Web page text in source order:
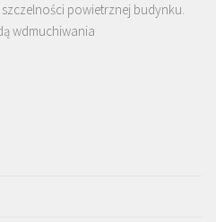
powietrznej budynku.
wdmuchiwania